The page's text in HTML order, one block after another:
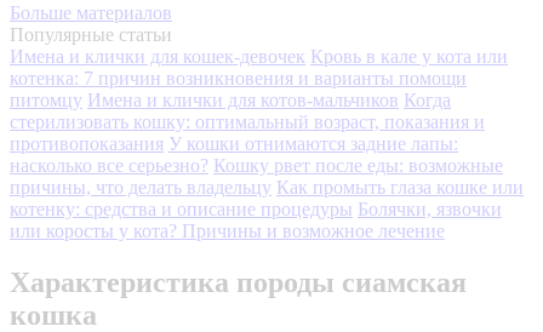
Больше материалов
Популярные статьи
Имена и клички для кошек-девочек Кровь в кале у кота или
котенка: 7 причин возникновения и варианты помощи
питомцу Имена и клички для котов-мальчиков Когда
стерилизовать кошку: оптимальный возраст, показания и
противопоказания У кошки отнимаются задние лапы:
насколько все серьезно? Кошку рвет после еды: возможные
причины, что делать владельцу Как промыть глаза кошке или
котенку: средства и описание процедуры Болячки, язвочки
или коросты у кота? Причины и возможное лечение
Характеристика породы сиамская
кошка